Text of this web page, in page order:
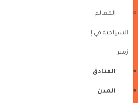
المعالم
السياحية في إ
زمير
الفنادق
المدن